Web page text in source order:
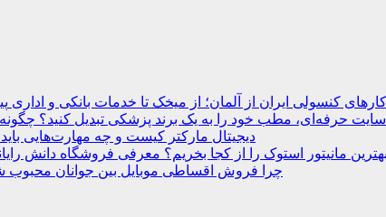
کنسولی ایران از آلمان؛ از میخک تا خدمات بانکی و اداری
حرفه‌ای، مطب خود را به یک برند پزشکی تبدیل کنید؟
دیجیتال مارکتر کیست و چه مهارت‌هایی
بهترین مانیتور استوک را از کجا بخریم؟ معرفی فروشگاه دانش
چرا فروش اقساطی موبایل بین جوانان